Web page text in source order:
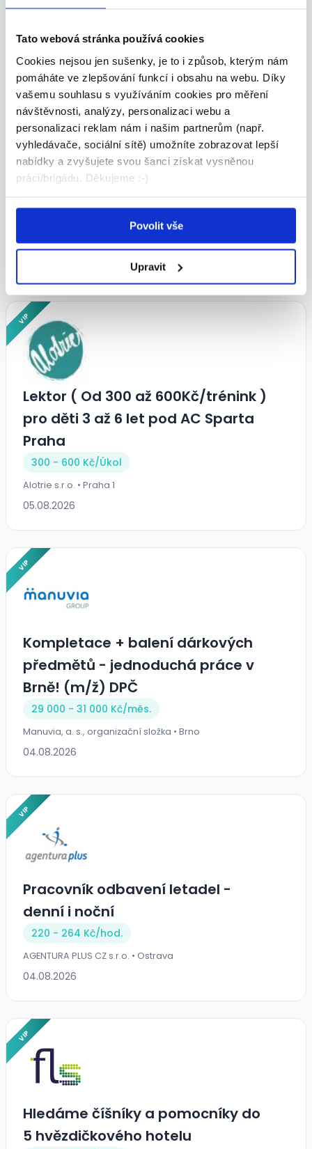
Tato webová stránka používá cookies
Cookies nejsou jen sušenky, je to i způsob, kterým nám
pomáháte ve zlepšování funkcí i obsahu na webu. Díky
vašemu souhlasu s využíváním cookies pro měření
návštěvnosti, analýzy, personalizaci webu a
personalizaci reklam nám i našim partnerům (např.
vyhledávače, sociální sítě) umožníte zobrazovat lepší
nabídky a zvyšujete svou šanci získat vysněnou
práci/brigádu. Děkujeme :-)
Povolit vše
Upravit
06.08.2026
VIP
Doučujte s námi až za 350 Kč / 45
VIP
Lektor ( Od 300 až 600Kč/trénink )
pro děti 3 až 6 let pod AC Sparta
Praha
300 - 600 Kč/Úkol
Alotrie s.r.o. • Praha 1
05.08.2026
VIP
Kompletace + balení dárkových
předmětů - jednoduchá práce v
Brně! (m/ž) DPČ
29 000 - 31 000 Kč/měs.
Manuvia, a. s., organizační složka • Brno
04.08.2026
VIP
Pracovník odbavení letadel -
denní i noční
220 - 264 Kč/hod.
AGENTURA PLUS CZ s.r.o. • Ostrava
04.08.2026
VIP
Hledáme číšníky a pomocníky do
5 hvězdičkového hotelu